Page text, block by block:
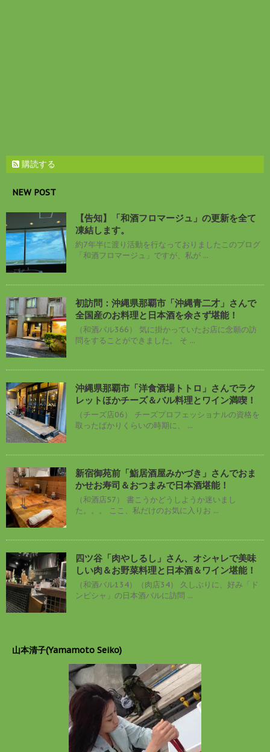
購読する
NEW POST
【告知】「和酒フロマージュ」の更新を全て
凍結します。
約7年半に渡り活動を行なっておりましたこのブログ
「和酒フロマージュ」ですが、私が ...
初訪問：沖縄県那覇市「沖縄青二才」さんで
全国産のお料理と日本酒を余さず堪能！
（和酒バル366） 気に掛かっていたお店に念願の訪
問をすることができました。 そ ...
沖縄県那覇市「洋食酒場トトロ」さんでラク
レットほかチーズ＆バル料理とワイン満喫！
（チーズ店06） チーズプロフェッショナルの資格を
取ったばかりくらいの時期に、 ...
新宿御苑前「鮨居酒屋みかづき」さんでおま
かせお寿司＆おつまみで日本酒堪能！
（和酒店57） 書こうかどうしようか迷いまし
た。。。 ここ、私だけのお気に入りお ...
四ツ谷「肉やしるし」さん、オシャレで美味
しい肉＆お野菜料理と日本酒＆ワイン堪能！
（和酒バル134）（肉店34） 久しぶりに、好み「ド
ンピシャ」の日本酒バルに訪問 ...
山本清子(Yamamoto Seiko)